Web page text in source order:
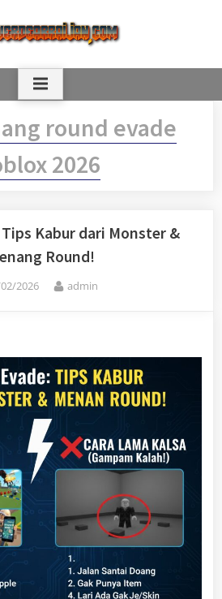
round evade
2026
Kabur dari Monster &
Round!
2026 By
admin